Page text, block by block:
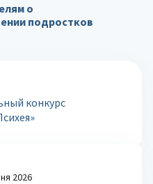
конкурс
2026
о
подростков